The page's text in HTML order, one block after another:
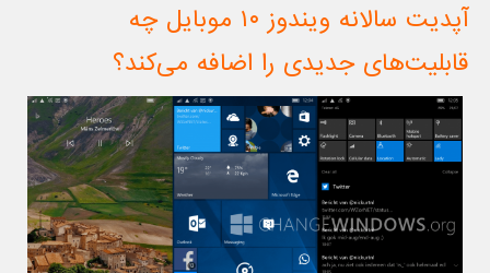
آپدیت سالانه ویندوز ۱۰ موبایل چه
قابلیت‌های جدیدی را اضافه می‌کند؟